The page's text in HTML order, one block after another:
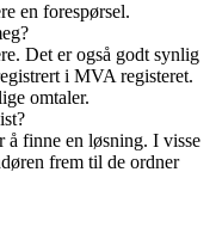
en forespørsel.
Det er også godt synlig
i MVA registeret.
omtaler.
finne en løsning. I visse
frem til de ordner